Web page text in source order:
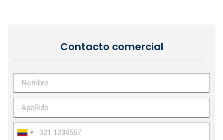
Contacto comercial
Colombia